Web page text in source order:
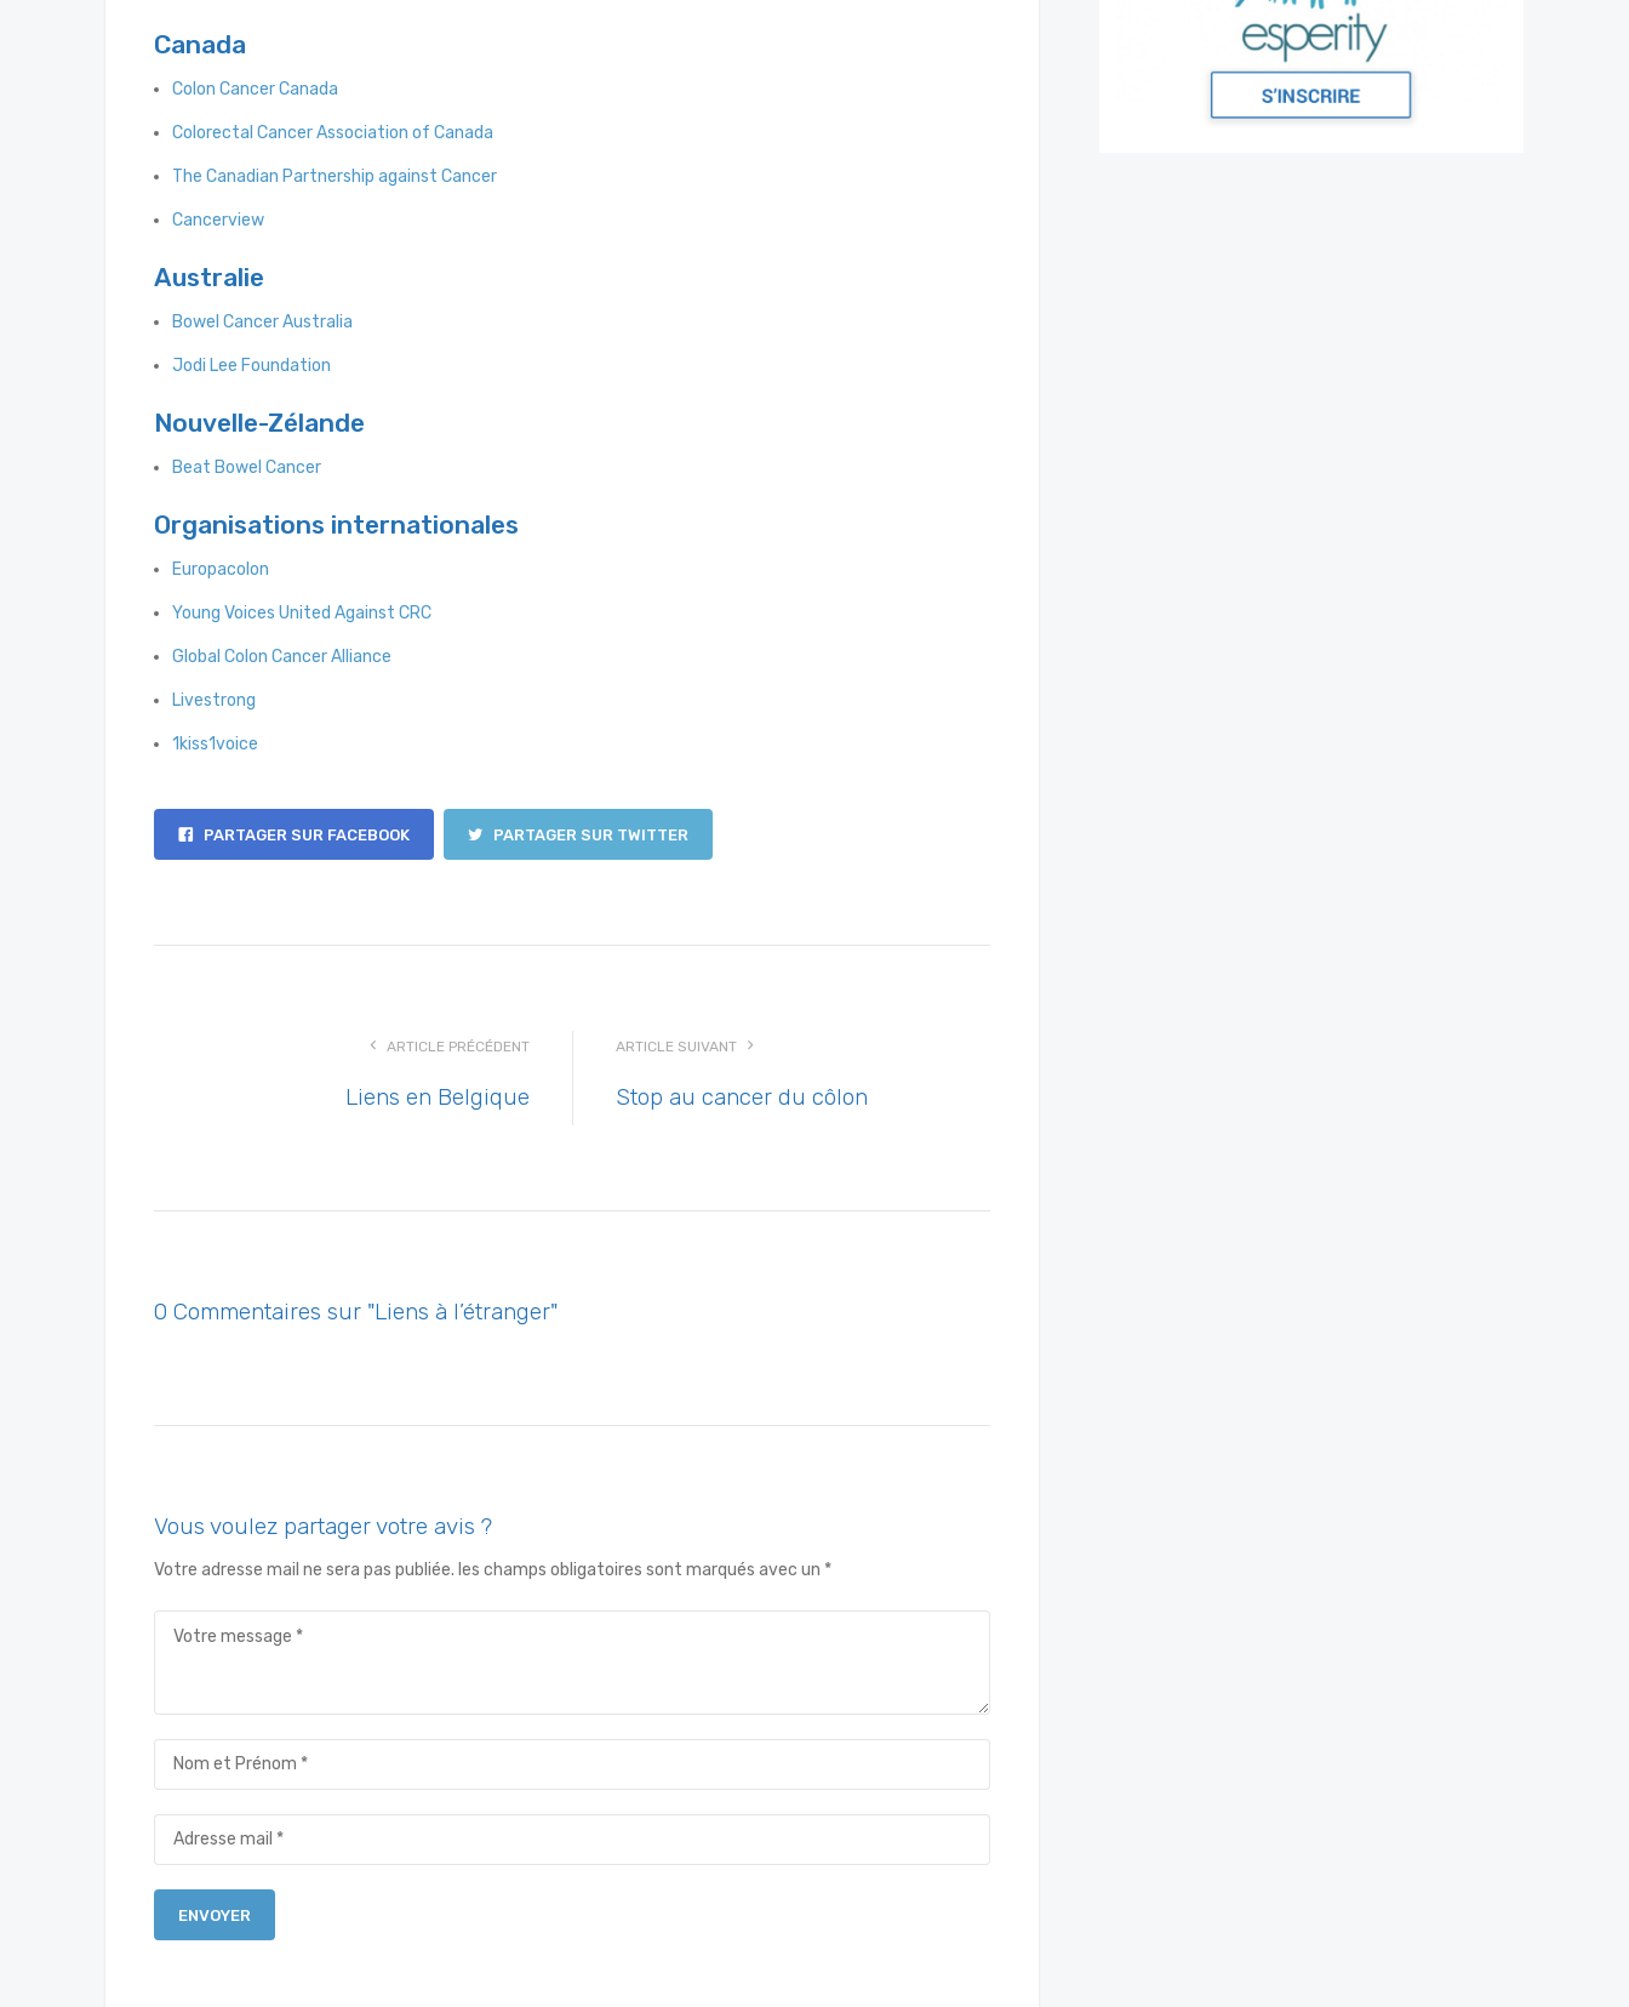
Canada
Colon Cancer Canada
Colorectal Cancer Association of Canada
The Canadian Partnership against Cancer
Cancerview
Australie
Bowel Cancer Australia
Jodi Lee Foundation
Nouvelle-Zélande
Beat Bowel Cancer
Organisations internationales
Europacolon
Young Voices United Against CRC
Global Colon Cancer Alliance
Livestrong
1kiss1voice
PARTAGER SUR FACEBOOK PARTAGER SUR TWITTER
ARTICLE PRÉCÉDENT
Liens en Belgique
ARTICLE SUIVANT
Stop au cancer du côlon
0 Commentaires sur "Liens à l’étranger"
Vous voulez partager votre avis ?
Votre adresse mail ne sera pas publiée. les champs obligatoires sont marqués avec un *
Thérèse Colemont, de tante van onze dr. Luc
Colemont, werd uitgeroepen tot een van de
50 Belgische B